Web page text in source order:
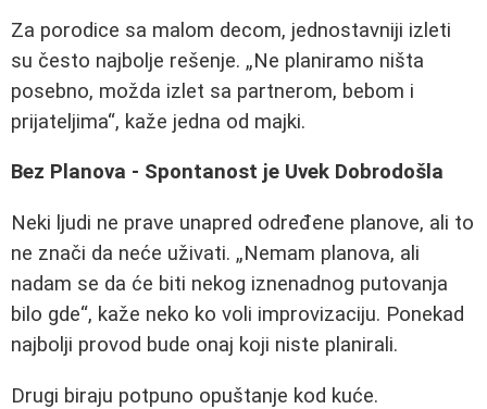
Za porodice sa malom decom, jednostavniji izleti
su često najbolje rešenje. „Ne planiramo ništa
posebno, možda izlet sa partnerom, bebom i
prijateljima“, kaže jedna od majki.
Bez Planova - Spontanost je Uvek Dobrodošla
Neki ljudi ne prave unapred određene planove, ali to
ne znači da neće uživati. „Nemam planova, ali
nadam se da će biti nekog iznenadnog putovanja
bilo gde“, kaže neko ko voli improvizaciju. Ponekad
najbolji provod bude onaj koji niste planirali.
Drugi biraju potpuno opuštanje kod kuće.